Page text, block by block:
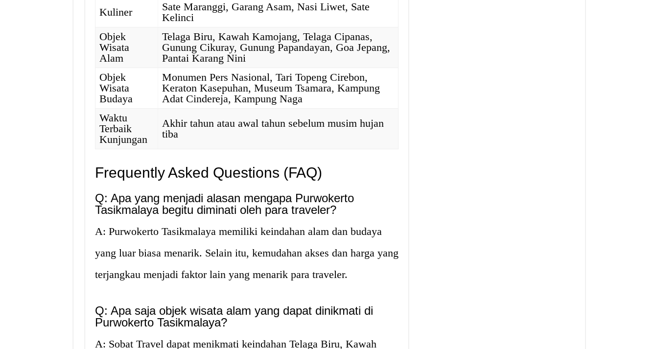
Kuliner
Sate Maranggi, Garang Asam, Nasi Liwet, Sate
Kelinci
Objek
Wisata
Alam
Telaga Biru, Kawah Kamojang, Telaga Cipanas,
Gunung Cikuray, Gunung Papandayan, Goa Jepang,
Pantai Karang Nini
Objek
Wisata
Budaya
Monumen Pers Nasional, Tari Topeng Cirebon,
Keraton Kasepuhan, Museum Tsamara, Kampung
Adat Cindereja, Kampung Naga
Waktu
Terbaik
Kunjungan
Akhir tahun atau awal tahun sebelum musim hujan
tiba
Frequently Asked Questions (FAQ)
Q: Apa yang menjadi alasan mengapa Purwokerto
Tasikmalaya begitu diminati oleh para traveler?
A: Purwokerto Tasikmalaya memiliki keindahan alam dan budaya
yang luar biasa menarik. Selain itu, kemudahan akses dan harga yang
terjangkau menjadi faktor lain yang menarik para traveler.
Q: Apa saja objek wisata alam yang dapat dinikmati di
Purwokerto Tasikmalaya?
A: Sobat Travel dapat menikmati keindahan Telaga Biru, Kawah